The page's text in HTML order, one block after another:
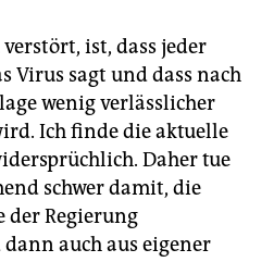
ist, dass jeder
Virus sagt und dass nach
wenig verlässlicher
Ich finde die aktuelle
Daher tue
schwer damit, die
der Regierung
auch aus eigener